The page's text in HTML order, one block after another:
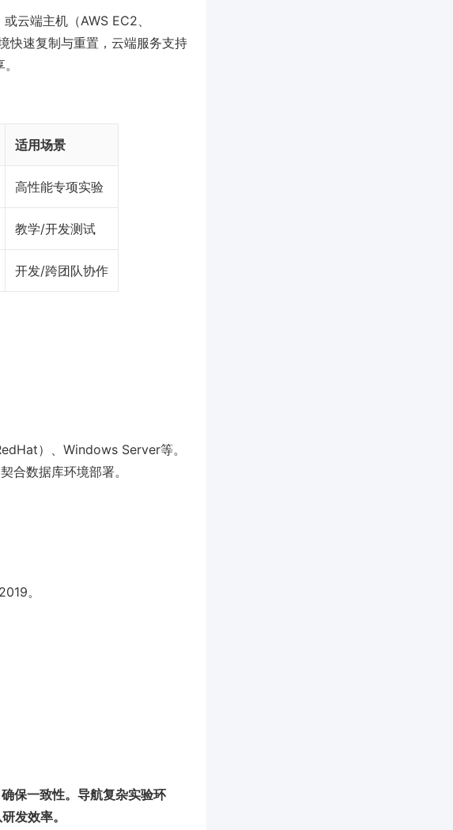
云端主机（AWS EC2、
速复制与重置，云端服务支持
适用场景
高性能专项实验
教学/开发测试
开发/跨团队协作
）、Windows Server等。
合数据库环境部署。
。
保一致性。导航复杂实验环
发效率。